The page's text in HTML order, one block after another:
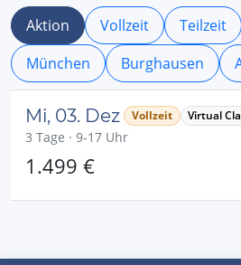
Aktion Vollzeit Teilzeit
München
Burghausen
Mi, 03. Dez Vollzeit Virtual
3 Tage · 9-17 Uhr
1.499 €